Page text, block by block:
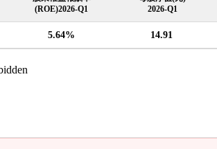
(ROE)2026-Q1
2026-Q1
5.64% 14.91